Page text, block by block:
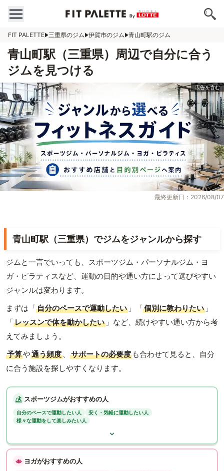
FIT PALETTE 三重県のジム 伊賀市のジム 青山町駅のジム
青山町駅（三重県）周辺で自分に合う
ジムを見つける
最終更新日：2026/08/07
青山町駅（三重県）でジムをジャンルから探す
ジムと一言でいっても、スポーツジム・パーソナルジム・ヨ
ガ・ピラティスなど、運動の目的や通い方によって選びやすい
ジャンルは変わります。
まずは「自分のペースで運動したい 」「個別に教わりたい 」
「レッスンで体を動かしたい 」など、続けやすい通い方から考
えてみましょう。
予算や通う頻度 、 サポートの必要度 も合わせて見ると、自分
に合う施設を探しやすくなります。
スポーツジムがおすすめの人
自分のペースで運動したい人
安く・気軽に運動したい人
様々な運動をして楽しみたい人
ヨガがおすすめの人